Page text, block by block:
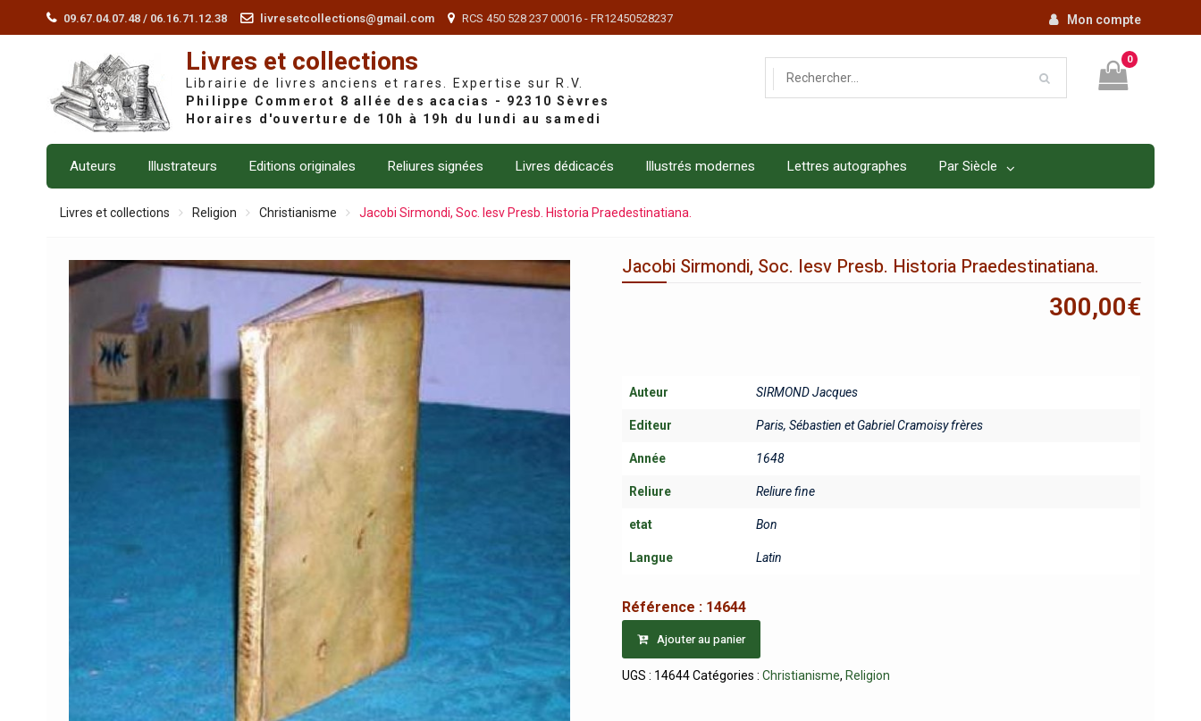
09.67.04.07.48 / 06.16.71.12.38 livresetcollections@gmail.com RCS 450 528 237 00016 - FR12450528237 Mon compte
Livres et collections
Librairie de livres anciens et rares. Expertise sur R.V.
0
Auteurs Illustrateurs Editions originales Reliures signées Livres dédicacés Illustrés modernes Lettres autographes Par Siècle
Livres et collections Religion Christianisme Jacobi Sirmondi, Soc. Iesv Presb. Historia Praedestinatiana.
Jacobi Sirmondi, Soc. Iesv Presb. Historia Praedestinatiana.
300,00€
Auteur SIRMOND Jacques
Editeur Paris, Sébastien et Gabriel Cramoisy frères
Année 1648
Reliure Reliure fine
etat Bon
Langue Latin
Référence : 14644
Ajouter au panier
UGS : 14644 Catégories :Christianisme, Religion